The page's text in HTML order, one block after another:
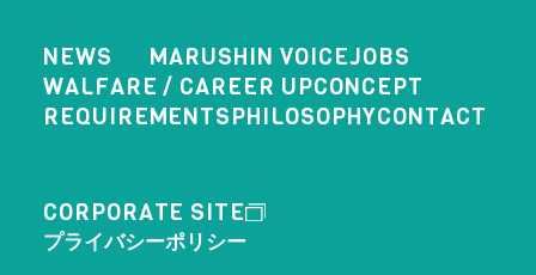
NEWS MARUSHIN VOICEJOBS
WALFARE / CAREER UPCONCEPT
REQUIREMENTSPHILOSOPHYCONTACT
CORPORATE SITE
プライバシーポリシー